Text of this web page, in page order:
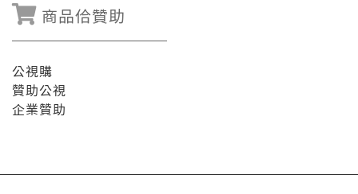
商品佮贊助
公視購
贊助公視
企業贊助